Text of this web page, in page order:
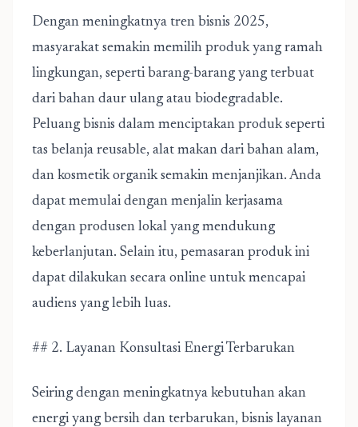
Dengan meningkatnya tren bisnis 2025,
masyarakat semakin memilih produk yang ramah
lingkungan, seperti barang-barang yang terbuat
dari bahan daur ulang atau biodegradable.
Peluang bisnis dalam menciptakan produk seperti
tas belanja reusable, alat makan dari bahan alam,
dan kosmetik organik semakin menjanjikan. Anda
dapat memulai dengan menjalin kerjasama
dengan produsen lokal yang mendukung
keberlanjutan. Selain itu, pemasaran produk ini
dapat dilakukan secara online untuk mencapai
audiens yang lebih luas.
## 2. Layanan Konsultasi Energi Terbarukan
Seiring dengan meningkatnya kebutuhan akan
energi yang bersih dan terbarukan, bisnis layanan